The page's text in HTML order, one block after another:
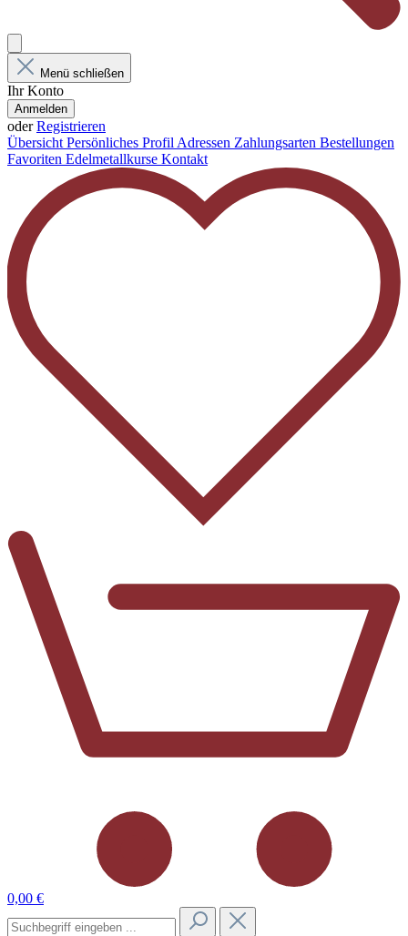
Menü schließen
Ihr Konto
Anmelden
oderRegistrieren
ÜbersichtPersönliches ProfilAdressen Zahlungsarten Bestellungen
Favoriten Edelmetallkurse Kontakt
0,00 €